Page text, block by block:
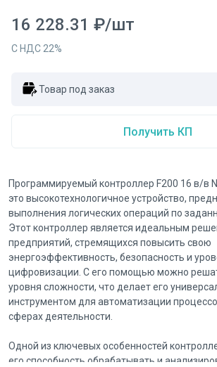
16 228.31 ₽/шт
С НДС 22%
Товар под заказ
Получить КП
Программируемый контроллер F200 16 в/в N
это высокотехнологичное устройство,
выполнения логических операций по
Этот контроллер является идеальным
предприятий, стремящихся повысить свою
энергоэффективность, безопасность и
цифровизации. С его помощью можно
уровня сложности, что делает его
инструментом для автоматизации
сферах деятельности.
Одной из ключевых особенностей
его способность обрабатывать и